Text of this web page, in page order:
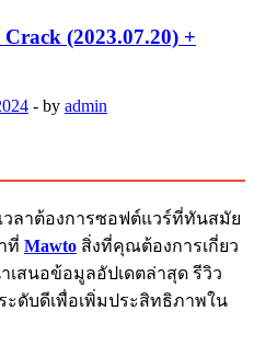
(2023.07.20) +
- by admin
ลาต้องการซอฟต์แวร์ที่ทันสมัย
ที่ Mawto สิ่งที่คุณต้องการเกี่ยว
สนอข้อมูลอัปเดตล่าสุด รีวิว
ดับดีเพื่อเพิ่มประสิทธิภาพใน